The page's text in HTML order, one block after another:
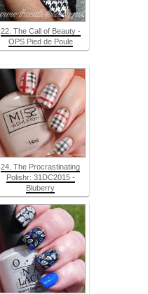
22. The Call of Beauty -
OPS Pied de Poule
24. The Procrastinating
Polishr: 31DC2015 -
Bluberry